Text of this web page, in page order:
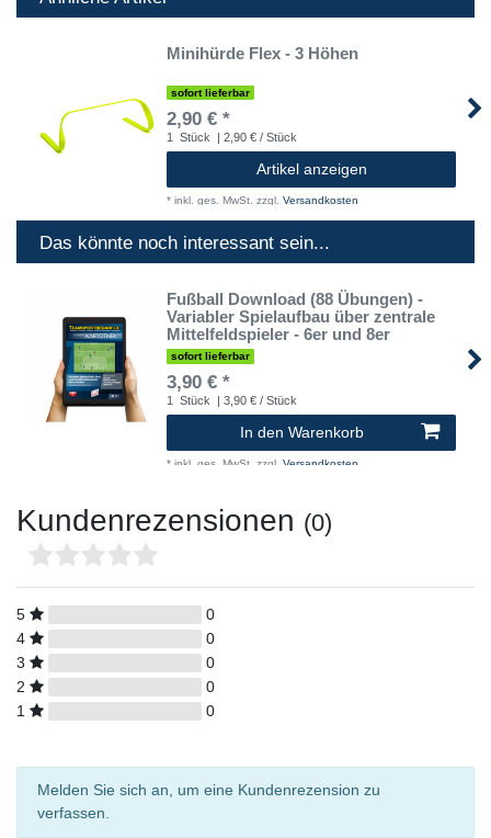
Minihürde Flex - 3 Höhen
sofort lieferbar
2,90 € *
1 Stück | 2,90 € / Stück
Artikel anzeigen
* inkl. ges. MwSt. zzgl. Versandkosten
Das könnte noch interessant sein...
Fußball Download (88 Übungen) -
Variabler Spielaufbau über zentrale
Mittelfeldspieler - 6er und 8er
sofort lieferbar
3,90 € *
1 Stück | 3,90 € / Stück
In den Warenkorb
* inkl. ges. MwSt. zzgl. Versandkosten
Kundenrezensionen (0)
5
0
4
0
3
0
2
0
1
0
Melden Sie sich an, um eine Kundenrezension zu
verfassen.